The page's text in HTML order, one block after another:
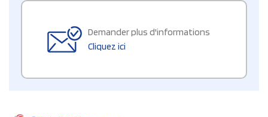
Demander plus d'informations
Cliquez ici